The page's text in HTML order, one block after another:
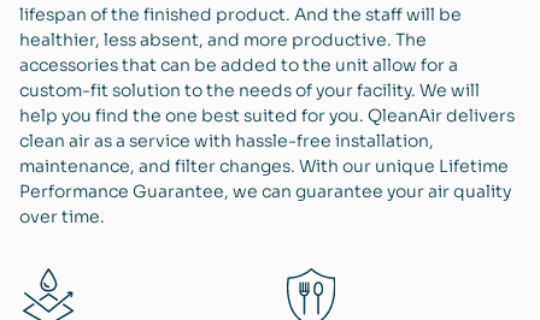
lifespan of the finished product. And the staff will be
healthier, less absent, and more productive. The
accessories that can be added to the unit allow for a
custom-fit solution to the needs of your facility. We will
help you find the one best suited for you. QleanAir delivers
clean air as a service with hassle-free installation,
maintenance, and filter changes. With our unique Lifetime
Performance Guarantee, we can guarantee your air quality
over time.